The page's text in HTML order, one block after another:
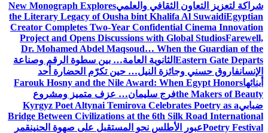
شراكة لتعزيز التعاون الثقافي والعلميNew Monograph Explores
the Literary Legacy of Ousha bint Khalifa Al SuwaidiEgyptian
Creator Completes Two-Year Confidential Cinema Innovation
Project and Opens Discussions with Global StudiosFarewell,
Dr. Mohamed Abdel Maqsoud… When the Guardian of the
Eastern Gate Departs الثانوية العامة… بين سطوة الرقم وصناعة
الإنسانفاروق حسني وجائزة النيل… حين تكرّم الحضارة أحد
أبنائهاFarouk Hosny and the Nile Award: When Egypt Honors
the Makers of Beautyفرج سليمان… عزف متميز ومشروع
ضبابيKyrgyz Poet Altynai Temirova Celebrates Poetry as a
Bridge Between Civilizations at the 6th Silk Road International
Poetry Festivalعبور الأطلس نحو المستقبل على صهوة الحنينقمر